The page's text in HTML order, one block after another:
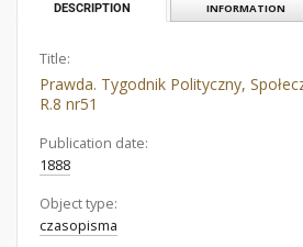
DESCRIPTION INFORMATION
Title:
Prawda. Tygodnik Polityczny,
R.8 nr51
Publication date:
1888
Object type:
czasopisma